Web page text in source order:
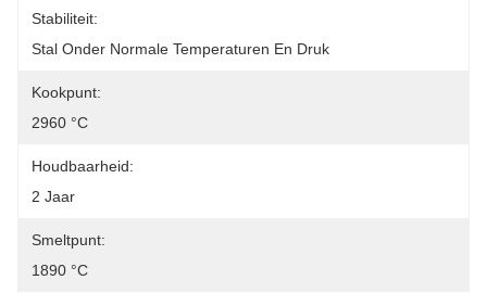
Stabiliteit:
Stal Onder Normale Temperaturen En Druk
Kookpunt:
2960 °C
Houdbaarheid:
2 Jaar
Smeltpunt:
1890 °C